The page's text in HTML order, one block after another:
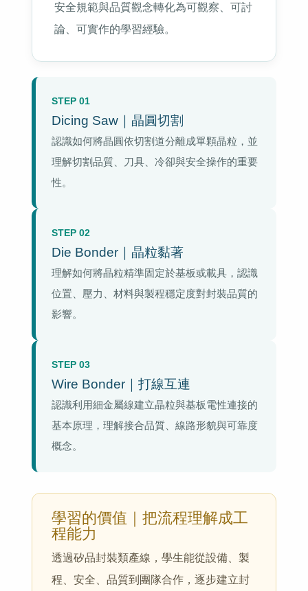
安全規範與品質觀念轉化為可觀察、可討
論、可實作的學習經驗。
STEP 01
Dicing Saw｜晶圓切割
認識如何將晶圓依切割道分離成單顆晶粒，並
理解切割品質、刀具、冷卻與安全操作的重要
性。
STEP 02
Die Bonder｜晶粒黏著
理解如何將晶粒精準固定於基板或載具，認識
位置、壓力、材料與製程穩定度對封裝品質的
影響。
STEP 03
Wire Bonder｜打線互連
認識利用細金屬線建立晶粒與基板電性連接的
基本原理，理解接合品質、線路形貌與可靠度
概念。
學習的價值｜把流程理解成工
程能力
透過矽品封裝類產線，學生能從設備、製
程、安全、品質到團隊合作，逐步建立封